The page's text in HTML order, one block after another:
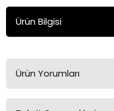
Ürün Bilgisi
Ürün Yorumları